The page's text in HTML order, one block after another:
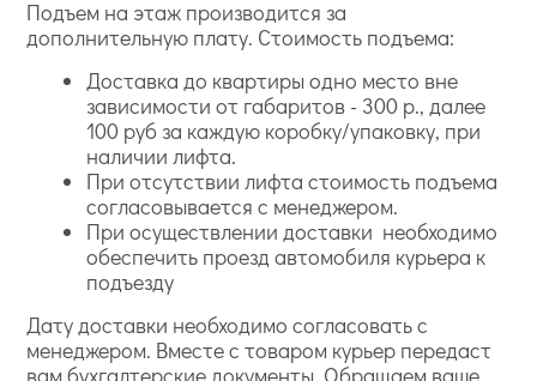
Подъем на этаж производится за
дополнительную плату. Стоимость подъема:
Доставка до квартиры одно место вне
зависимости от габаритов - 300 р., далее
100 руб за каждую коробку/упаковку, при
наличии лифта.
При отсутствии лифта стоимость подъема
согласовывается с менеджером.
При осуществлении доставки необходимо
обеспечить проезд автомобиля курьера к
подъезду
Дату доставки необходимо согласовать с
менеджером. Вместе с товаром курьер передаст
вам бухгалтерские документы. Обращаем ваше